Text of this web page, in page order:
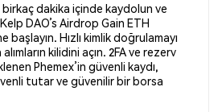
dakika içinde kaydolun ve
DAO’s Airdrop Gain ETH
başlayın. Hızlı kimlik doğrulamayı
kilidini açın. 2FA ve rezerv
Phemex’in güvenli kaydı,
tutar ve güvenilir bir borsa